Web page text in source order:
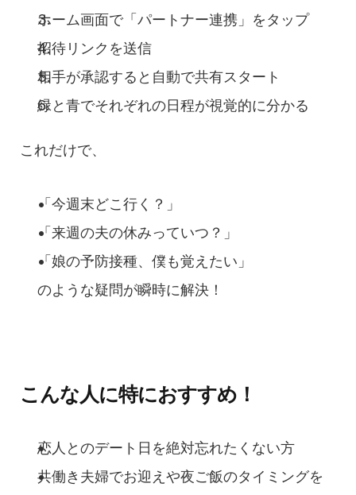
ホーム画面で「パートナー連携」をタップ
招待リンクを送信
相手が承認すると自動で共有スタート
緑と青でそれぞれの日程が視覚的に分かる
これだけで、
「今週末どこ行く？」
「来週の夫の休みっていつ？」
「娘の予防接種、僕も覚えたい」
のような疑問が瞬時に解決！
こんな人に特におすすめ！
恋人とのデート日を絶対忘れたくない方
共働き夫婦でお迎えや夜ご飯のタイミングを